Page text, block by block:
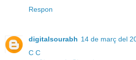
Respon
digitalsourabh 14 de març del
C C